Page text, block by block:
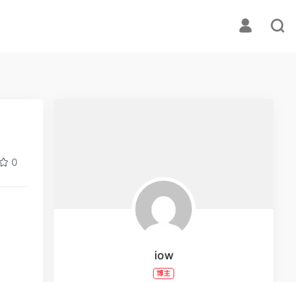
0
iow
博主